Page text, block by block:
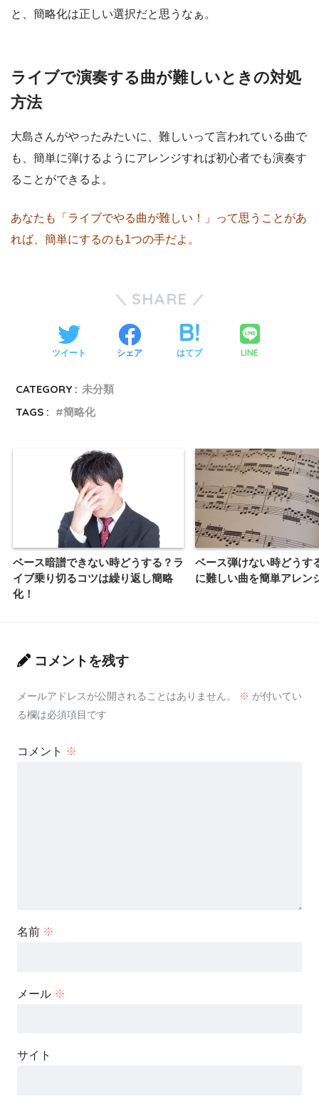
と、簡略化は正しい選択だと思うなぁ。
ライブで演奏する曲が難しいときの対処
方法
大島さんがやったみたいに、難しいって言われている曲で
も、簡単に弾けるようにアレンジすれば初心者でも演奏す
ることができるよ。
あなたも「ライブでやる曲が難しい！」って思うことがあ
れば、簡単にするのも1つの手だよ。
SHARE
ツイート シェア はてブ LINE
CATEGORY : 未分類
TAGS :
簡略化
ベース暗譜できない時どうする？ラ
イブ乗り切るコツは繰り返し簡略
化！
ベース弾けない時どうす
に難しい曲を簡単アレン
コメントを残す
メールアドレスが公開されることはありません。 ※ が付いてい
る欄は必須項目です
コメント ※
名前 ※
メール ※
サイト